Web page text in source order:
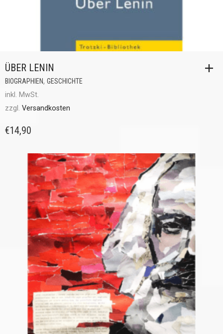
ÜBER LENIN
BIOGRAPHIEN, GESCHICHTE
inkl. MwSt.
zzgl. Versandkosten
€14,90